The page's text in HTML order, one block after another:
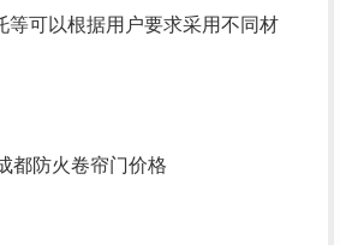
等可以根据用户要求采用不同材